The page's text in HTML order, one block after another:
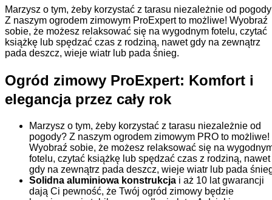
Marzysz o tym, żeby korzystać z tarasu niezależnie od
Z naszym ogrodem zimowym ProExpert to możliwe! Wyobraź
sobie, że możesz relaksować się na wygodnym fotelu, czytać
książkę lub spędzać czas z rodziną, nawet gdy na zewnątrz
pada deszcz, wieje wiatr lub pada śnieg.
Ogród zimowy ProExpert: Komfort i
elegancja przez cały rok
Marzysz o tym, żeby korzystać z tarasu niezależnie od
pogody? Z naszym ogrodem zimowym PRO to możliwe!
Wyobraź sobie, że możesz relaksować się na
fotelu, czytać książkę lub spędzać czas z rodziną, nawet
gdy na zewnątrz pada deszcz, wieje wiatr lub pada
Solidna aluminiowa konstrukcja i aż 10 lat gwarancji
dają Ci pewność, że Twój ogród zimowy będzie